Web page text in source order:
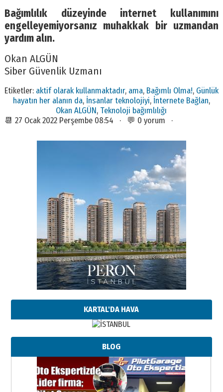
Bağımlılık düzeyinde internet kullanımını
engelleyemiyorsanız muhakkak bir uzmandan
yardım alın.
Okan ALGÜN
Siber Güvenlik Uzmanı
Etiketler: aktif olarak kullanmaktadır, ama, Bağımlı Olma!, Günlük
hayatın her alanın da, İnsanlar teknolojiyi, İnternete Bağlan,
Okan ALGÜN, Teknoloji bağımlılığı
📆 27 Ocak 2022 Perşembe 08:54 · 💬 0 yorum ·
KARTAL'DA HAVA
BLOG